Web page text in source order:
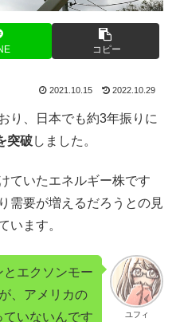
コピー
2021.10.15 2022.10.29
り、日本でも約3年振りに
突破しました。
ていたエネルギー株です
需要が増えるだろうとの見
います。
ユフィ
エクソンモー
、アメリカの
いないんです